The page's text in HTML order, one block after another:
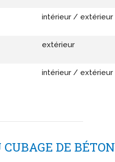
intérieur / extérieur
extérieur
intérieur / extérieur
DE BÉTON